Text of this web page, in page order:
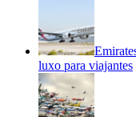
luxo para viajantes